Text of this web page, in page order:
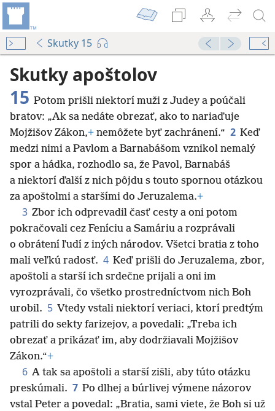
Skutky 15
Skutky apoštolov
15 Potom prišli niektorí muži z Judey a poúčali
bratov: „Ak sa nedáte obrezať, ako to nariaďuje
Mojžišov Zákon,+ nemôžete byť zachránení.“ 2 Keď
medzi nimi a Pavlom a Barnabášom vznikol nemalý
spor a hádka, rozhodlo sa, že Pavol, Barnabáš
a niektorí ďalší z nich pôjdu s touto spornou otázkou
za apoštolmi a staršími do Jeruzalema.+
3 Zbor ich odprevadil časť cesty a oni potom
pokračovali cez Feníciu a Samáriu a rozprávali
o obrátení ľudí z iných národov. Všetci bratia z toho
mali veľkú radosť. 4 Keď prišli do Jeruzalema, zbor,
apoštoli a starší ich srdečne prijali a oni im
vyrozprávali, čo všetko prostredníctvom nich Boh
urobil. 5 Vtedy vstali niektorí veriaci, ktorí predtým
patrili do sekty farizejov, a povedali: „Treba ich
obrezať a prikázať im, aby dodržiavali Mojžišov
Zákon.“+
6 A tak sa apoštoli a starší zišli, aby túto otázku
preskúmali. 7 Po dlhej a búrlivej výmene názorov
vstal Peter a povedal: „Bratia, sami viete, že Boh si už